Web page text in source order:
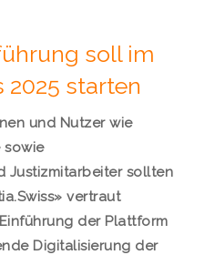
soll im
2025 starten
und Nutzer wie
sowie
Justizmitarbeiter sollten
vertraut
der Plattform
Digitalisierung der